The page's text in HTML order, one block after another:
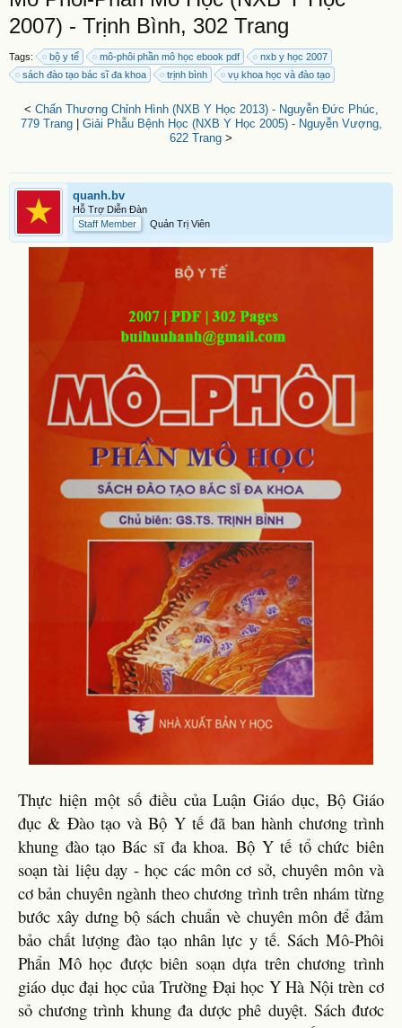
2007) - Trịnh Bình, 302 Trang
Tags: bộ y tế mô-phôi phần mô học ebook pdf
nxb y học 2007
sách đào tạo bác sĩ đa khoa
trịnh bình vụ khoa học và đào tạo
< Chấn Thương Chỉnh Hình (NXB Y Học 2013) - Nguyễn Đức Phúc,
779 Trang| Giải Phẫu Bệnh Học (NXB Y Học 2005) - Nguyễn Vượng,
622 Trang >
quanh.bv
Hỗ Trợ Diễn Đàn
Staff Member
Quản Trị Viên
Thực hiện một số điều của Luận Giáo dục, Bộ Giáo
đục & Đào tạo và Bộ Y tế đã ban hành chương trình
khung đào tạo Bác sĩ đa khoa. Bộ Y tế tổ chức biên
soạn tài liệu dạy - học các môn cơ sở, chuyên môn và
cơ bản chuyên ngành theo chương trình trên nhám từng
bước xây dưng bộ sách chuẩn vè chuyên môn để đảm
bảo chất lượng đào tạo nhân lực y tế. Sách Mô-Phôi
Phẩn Mô học được biên soạn dựa trên chương trình
giáo dục đại học của Trường Đại học Y Hà Nội trèn cơ
sỏ chương trình khung đa dược phê duyệt. Sách đươc